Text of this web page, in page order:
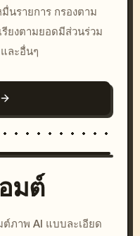
นรายการ กรองตาม
รียงตามยอดมีส่วนร่วม
ละอื่นๆ
c, cyberpunk sunset, neon
มต์
ภาพ AI แบบละเอียด